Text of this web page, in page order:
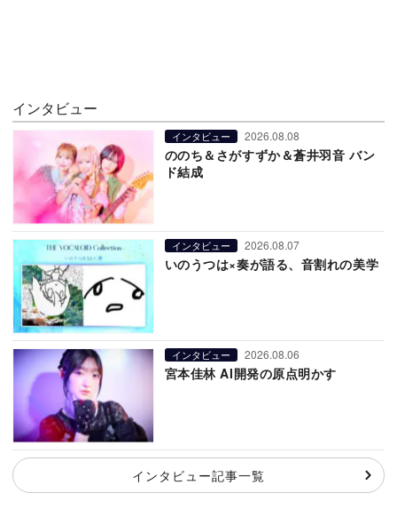
インタビュー
インタビュー 2026.08.08
ののち＆さがすずか＆蒼井羽音 バン
ド結成
インタビュー 2026.08.07
いのうつは×奏が語る、音割れの美学
インタビュー 2026.08.06
宮本佳林 AI開発の原点明かす
インタビュー記事一覧